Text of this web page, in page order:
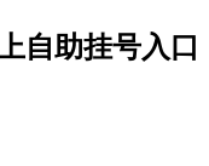
自助挂号入口